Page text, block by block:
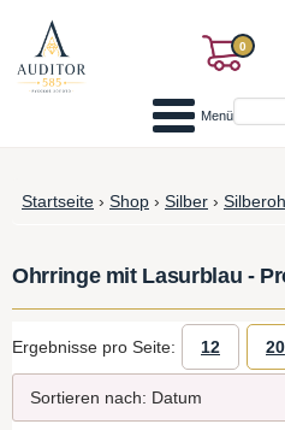
0
Menü
Startseite › Shop › Silber ›
Ohrringe mit Lasurblau -
Ergebnisse pro Seite: 12 20